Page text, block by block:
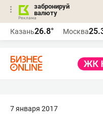
забронируй
валюту
Казань26.8° Москва
7 января 2017